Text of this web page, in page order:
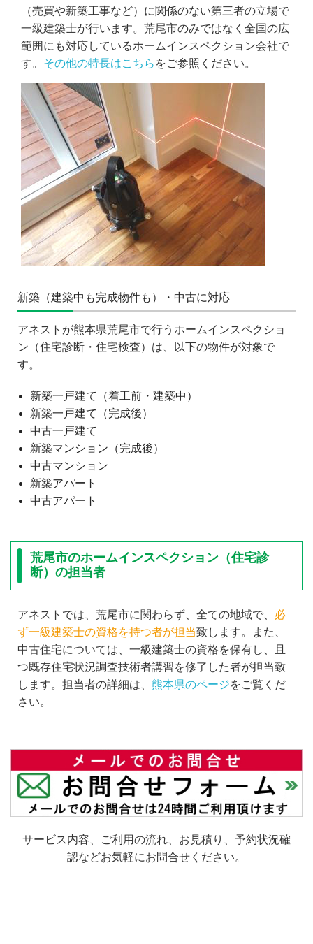
（売買や新築工事など）に関係のない第三者の立場で
一級建築士が行います。荒尾市のみではなく全国の広
範囲にも対応しているホームインスペクション会社で
す。 その他の特長はこちら をご参照ください。
新築（建築中も完成物件も）・中古に対応
アネストが熊本県荒尾市で行うホームインスペクショ
ン（住宅診断・住宅検査）は、以下の物件が対象で
す。
新築一戸建て（着工前・建築中）
新築一戸建て（完成後）
中古一戸建て
新築マンション（完成後）
中古マンション
新築アパート
中古アパート
荒尾市のホームインスペクション（住宅診
断）の担当者
アネストでは、荒尾市に関わらず、全ての地域で、 必
ず一級建築士の資格を持つ者が担当致します。また、
中古住宅については、一級建築士の資格を保有し、且
つ既存住宅状況調査技術者講習を修了した者が担当致
します。担当者の詳細は、 熊本県のページをご覧くだ
さい。
サービス内容、ご利用の流れ、お見積り、予約状況確
認などお気軽にお問合せください。